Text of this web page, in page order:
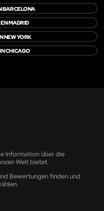
BARCELONA
MADRID
NEW YORK
CHICAGO
Information über die
Welt bietet.
Bewertungen finden und